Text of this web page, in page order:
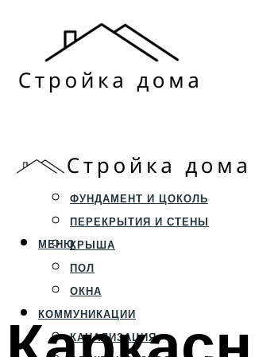
СТРОИТЕЛЬСТВО
ФУНДАМЕНТ И ЦОКОЛЬ
ПЕРЕКРЫТИЯ И СТЕНЫ
КРЫША
ПОЛ
ОКНА
КОММУНИКАЦИИ
КАНАЛИЗАЦИЯ
МЕНЮ